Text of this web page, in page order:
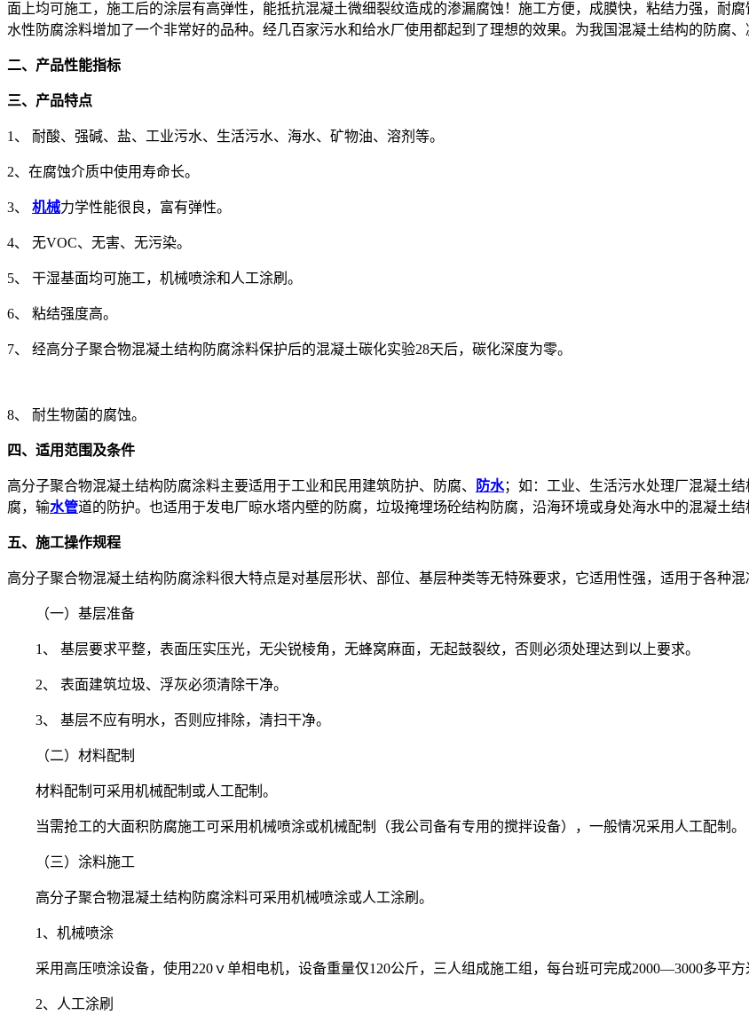
面上均可施工，施工后的涂层有高弹性，能抵抗混凝土微细裂纹造成的渗漏腐蚀！施工方便，成膜快，粘结力强，耐
水性防腐涂料增加了一个非常好的品种。经几百家污水和给水厂使用都起到了理想的效果。为我国混凝土结构的防腐
二、产品性能指标
三、产品特点
1、 耐酸、强碱、盐、工业污水、生活污水、海水、矿物油、溶剂等。
2、在腐蚀介质中使用寿命长。
3、 机械力学性能很良，富有弹性。
4、 无VOC、无害、无污染。
5、 干湿基面均可施工，机械喷涂和人工涂刷。
6、 粘结强度高。
7、 经高分子聚合物混凝土结构防腐涂料保护后的混凝土碳化实验28天后，碳化深度为零。
8、 耐生物菌的腐蚀。
四、适用范围及条件
高分子聚合物混凝土结构防腐涂料主要适用于工业和民用建筑防护、防腐、 防水；如：工业、生活污水处理厂混凝土
腐，输水管道的防护。也适用于发电厂晾水塔内壁的防腐，垃圾掩埋场砼结构防腐，沿海环境或身处海水中的混凝土结
五、施工操作规程
高分子聚合物混凝土结构防腐涂料很大特点是对基层形状、部位、基层种类等无特殊要求，它适用性强，适用于各种
（一）基层准备
1、 基层要求平整，表面压实压光，无尖锐棱角，无蜂窝麻面，无起鼓裂纹，否则必须处理达到以上要求。
2、 表面建筑垃圾、浮灰必须清除干净。
3、 基层不应有明水，否则应排除，清扫干净。
（二）材料配制
材料配制可采用机械配制或人工配制。
当需抢工的大面积防腐施工可采用机械喷涂或机械配制（我公司备有专用的搅拌设备），一般情况采用人工配制。
（三）涂料施工
高分子聚合物混凝土结构防腐涂料可采用机械喷涂或人工涂刷。
1、机械喷涂
采用高压喷涂设备，使用 220ｖ单相电机，设备重量仅120公斤，三人组成施工组，每台班可完成2000—3000多平方
2、人工涂刷